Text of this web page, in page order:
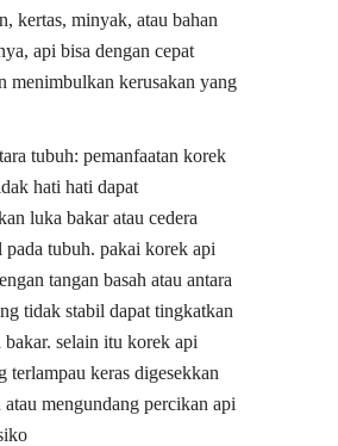
kertas, minyak, atau bahan
api bisa dengan cepat
menimbulkan kerusakan yang
tubuh: pemanfaatan korek
hati hati dapat
luka bakar atau cedera
pada tubuh. pakai korek api
tangan basah atau antara
tidak stabil dapat tingkatkan
selain itu korek api
terlampau keras digesekkan
atau mengundang percikan api